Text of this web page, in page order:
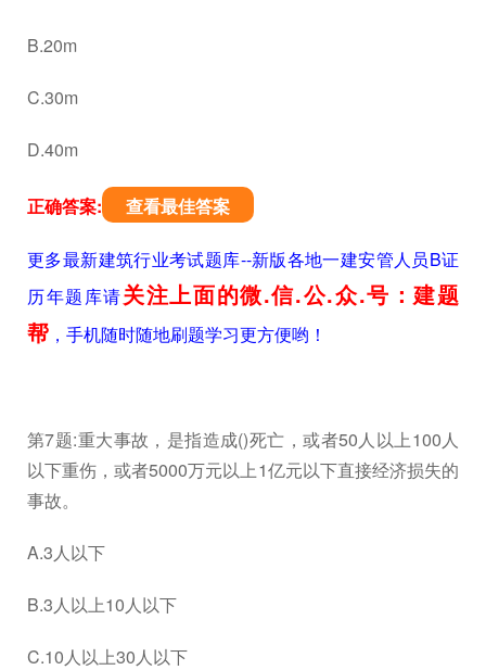
B.20m
C.30m
D.40m
正确答案: 查看最佳答案
更多最新建筑行业考试题库--新版各地一建安管人员B证
历年题库请关注上面的微.信.公.众.号：建题
帮 ，手机随时随地刷题学习更方便哟！
第7题:重大事故，是指造成()死亡，或者50人以上100人
以下重伤，或者5000万元以上1亿元以下直接经济损失的
事故。
A.3人以下
B.3人以上10人以下
C.10人以上30人以下